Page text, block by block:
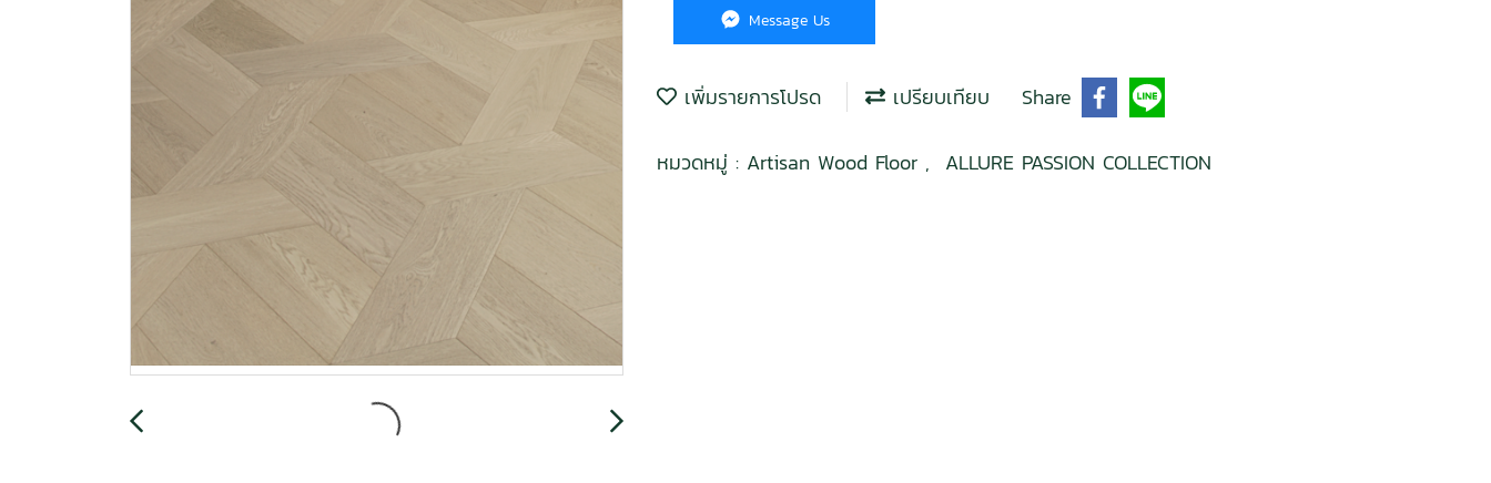
Message Us
เพิ่มรายการโปรด เปรียบเทียบ Share
หมวดหมู่ : Artisan Wood Floor , ALLURE PASSION COLLECTION